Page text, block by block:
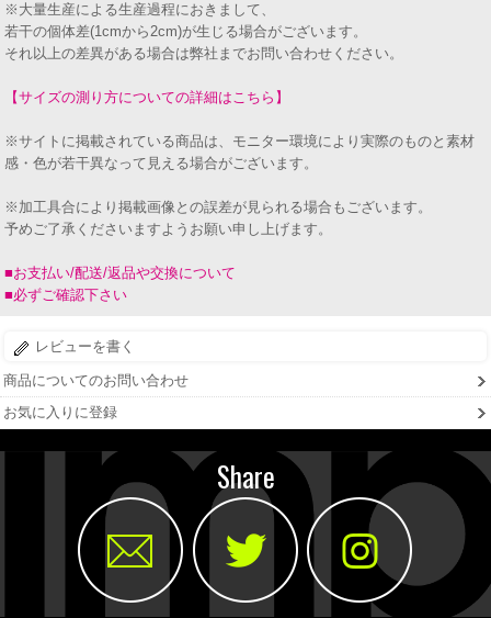
※大量生産による生産過程におきまして、
若干の個体差(1cmから2cm)が生じる場合がございます。
それ以上の差異がある場合は弊社までお問い合わせください。
【サイズの測り方についての詳細はこちら】
※サイトに掲載されている商品は、モニター環境により実際のものと素材
感・色が若干異なって見える場合がございます。
※加工具合により掲載画像との誤差が見られる場合もございます。
予めご了承くださいますようお願い申し上げます。
■お支払い/配送/返品や交換について
■必ずご確認下さい
レビューを書く
商品についてのお問い合わせ
お気に入りに登録
Share